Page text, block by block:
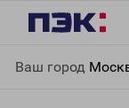
Ваш город
Республика Саха